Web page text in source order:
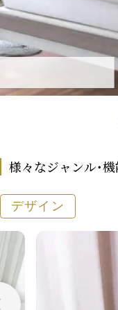
ウッドブライン
様々なジャンル･
デザイン